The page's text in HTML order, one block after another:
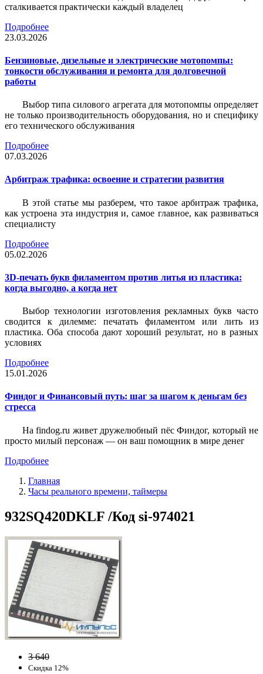
сталкивается практически каждый владелец
Подробнее
23.03.2026
Бензиновые, дизельные и электрические мотопомпы:
тонкости обслуживания и ремонта для долговечной
работы
Выбор типа силового агрегата для мотопомпы определяет
не только производительность оборудования, но и специфику
его технического обслуживания
Подробнее
07.03.2026
Арбитраж трафика: освоение и стратегии развития
В этой статье мы разберем, что такое арбитраж трафика,
как устроена эта индустрия и, самое главное, как развиваться
специалисту
Подробнее
05.02.2026
3D-печать букв филаментом против литья из пластика:
когда выгодно, а когда нет
Выбор технологии изготовления рекламных букв часто
сводится к дилемме: печатать филаментом или лить из
пластика. Оба способа дают хороший результат, но в разных
условиях
Подробнее
15.01.2026
Финдог и Финансовый путь: шаг за шагом к деньгам без
стресса
На findog.ru живет дружелюбный пёс Финдог, который не
просто милый персонаж — он ваш помощник в мире денег
Подробнее
Главная
Часы реального времени, таймеры
932SQ420DKLF /Код si-974021
3 640
Скидка 12%